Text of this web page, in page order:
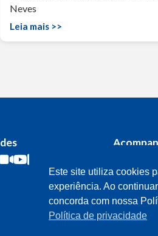
Neves
Leia mais >>
Este site utiliza cookies
experiência. Ao
concorda com nossa
Política de privacidade